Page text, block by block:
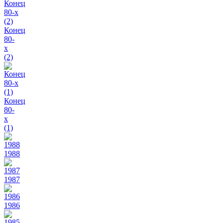
Конец
80-
х
(2)
Конец
80-
х
(1)
1988
1987
1986